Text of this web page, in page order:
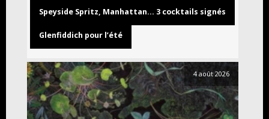
Speyside Spritz, Manhattan… 3 cocktails signés
Glenfiddich pour l’été
4 août 2026